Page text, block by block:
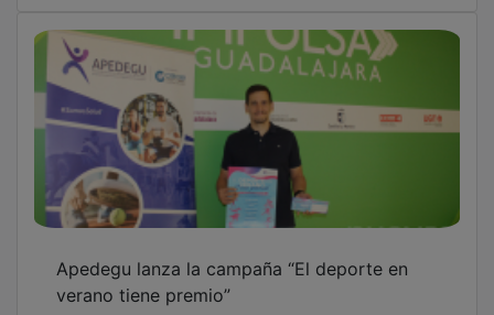
PUBLICIDAD